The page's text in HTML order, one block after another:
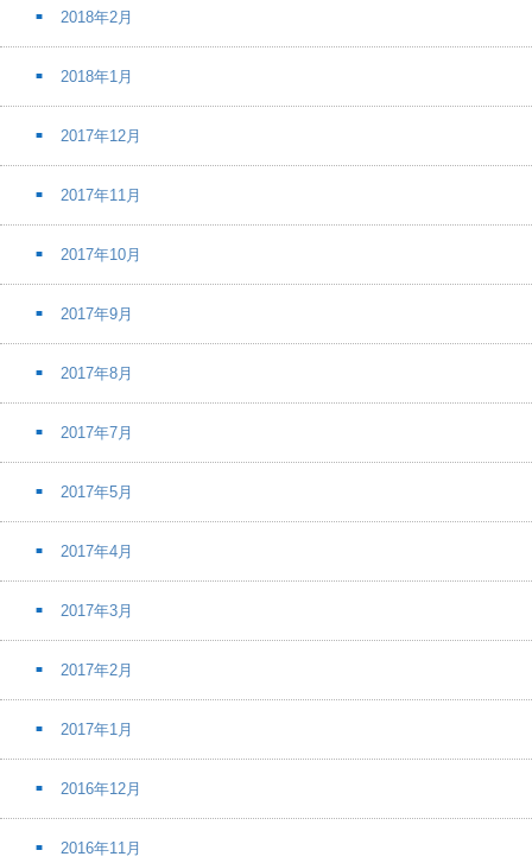
2018年2月
2018年1月
2017年12月
2017年11月
2017年10月
2017年9月
2017年8月
2017年7月
2017年5月
2017年4月
2017年3月
2017年2月
2017年1月
2016年12月
2016年11月